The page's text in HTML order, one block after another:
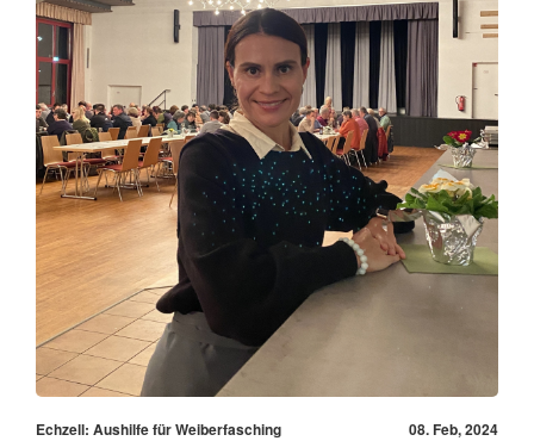
Echzell: Aushilfe für Weiberfasching 08. Feb, 2024